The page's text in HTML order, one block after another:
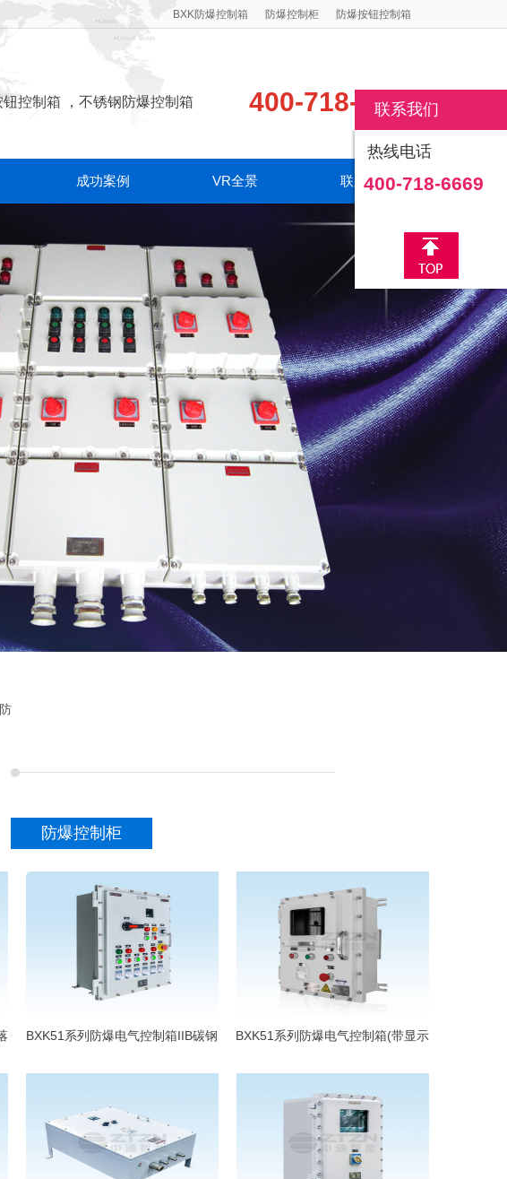
BXK防爆控制箱 防爆控制柜 防爆按钮控制箱
钮控制箱 ， 不锈钢防爆控制箱 400-718-6669
成功案例 VR全景 联系我们
防爆控制柜
BXK51系列防爆电气控制箱IIB碳钢
BXK51系列防爆电气控制箱(带显示
联系我们
热线电话
400-718-6669